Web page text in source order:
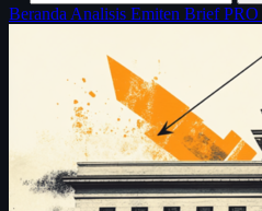
Beranda Analisis Emiten BriefPRO